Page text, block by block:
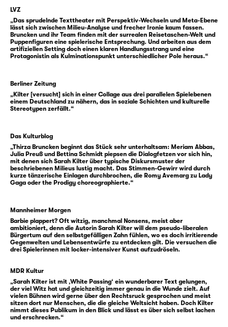
landläufig nicht am Image einer
antikapitalistischen Gesinnung — solange
das Motiv stimmt. Ihmchen empfindet das als
scheinheilig. Wie auch so vieles andere, das
sie ihrer deutschen Heimat attestiert. Selbst
der eigenen Charlottenburger Haustür lauern
die blinden Flecken, die niemand sehen will.
Gerade nicht diejenigen, die sich als
Wieso Ihmchen dafür einen geschärften Blick
hat? Sie steht eben nur mit einem Bein in der
deutschen Mehrheitsgesellschaft. Mit dem
anderen steht sie auf der Badstraße im
Wedding, wo sie zeitweise beim algerischen
gewissermaßen undercover, denn irgendwie
„sieht man das nicht bei ihr“, das
Migrantische. Sonst hätte man doch ganz
anders Verständnis gehabt, hätte das mit
darum bittet die Erzählerin nicht. Auch
richtigstellen will sie nichts. Aber einen
Perspektivwechsel bietet sie an. Und eine
erweckende Nacht im (anders) geteilten
Berlin.
LVZ
„Das sprudelnde Texttheater mit Perspektiv-Wechseln und Meta-Ebene
lässt sich zwischen Milieu-Analyse und frecher Ironie kaum fassen.
Bruncken und ihr Team finden mit der surrealen Reisetaschen-Welt und
Puppenfiguren eine spielerische Entsprechung. Und arbeiten aus dem
artifiziellen Setting doch einen klaren Handlungsstrang und eine
Protagonistin als Kulminationspunkt unterschiedlicher Pole heraus.“
Berliner Zeitung
„Kilter [versucht] sich in einer Collage aus drei parallelen Spielebenen
einem Deutschland zu nähern, das in soziale Schichten und kulturelle
Stereotypen zerfällt.“
Das Kulturblog
„Thirza Bruncken beginnt das Stück sehr unterhaltsam: Meriam Abbas,
Julia Preuß und Bettina Schmidt piepsen die Dialogfetzen vor sich hin,
mit denen sich Sarah Kilter über typische Diskursmuster der
beschriebenen Milieus lustig macht. Das Stimmen-Gewirr wird durch
kurze tänzerische Einlagen durchbrochen, die Romy Avemarg zu Lady
Gaga oder the Prodigy choreographierte.“
Mannheimer Morgen
Barbie plappert? Oft witzig, manchmal Nonsens, meist aber
ambitioniert, denn die Autorin Sarah Kilter will dem pseudo-liberalen
Bürgertum auf den selbstgefälligen Zahn fühlen, wo es doch irritierende
Gegenwelten und Lebensentwürfe zu entdecken gilt. Die versuchen die
drei Spielerinnen mit locker-intensiver Kunst aufzudröseln.
MDR Kultur
„Sarah Kilter ist mit ‚White Passing‘ ein wunderbarer Text gelungen,
der viel Witz hat und gleichzeitig immer genau in die Wunde zielt. Auf
vielen Bühnen wird gerne über den Rechtsruck gesprochen und meist
sitzen dort nur Menschen, die die gleiche Weltsicht haben. Doch Kilter
nimmt dieses Publikum in den Blick und lässt es über sich selbst lachen
und erschrecken.“